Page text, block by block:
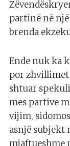
partinë në
brenda
Ende nuk ka
por zhvillimet
shtuar
mes partive
vijim,
asnjë subjekt
mjaftueshme